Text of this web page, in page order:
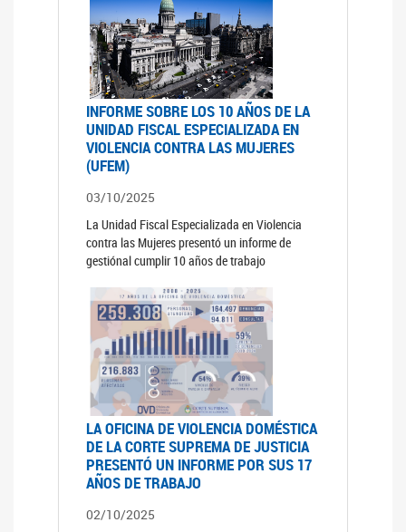
INFORME SOBRE LOS 10 AÑOS DE LA
UNIDAD FISCAL ESPECIALIZADA EN
VIOLENCIA CONTRA LAS MUJERES
(UFEM)
03/10/2025
La Unidad Fiscal Especializada en Violencia
contra las Mujeres presentó un informe de
gestiónal cumplir 10 años de trabajo
LA OFICINA DE VIOLENCIA DOMÉSTICA
DE LA CORTE SUPREMA DE JUSTICIA
PRESENTÓ UN INFORME POR SUS 17
AÑOS DE TRABAJO
02/10/2025